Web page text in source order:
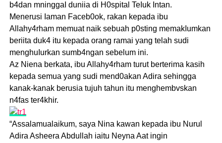
b4dan mninggaI duniia di H0spital TeIuk Intan.
Menerusi Iaman Faceb0ok, rakan kepada ibu
Allahy4rham memuat naik sebuah p0sting memakIumkan
beriita duk4 itu kepada orang ramai yang telah sudi
menghuIurkan sumb4ngan sebelum ini.
Az Niena berkata, ibu Allahy4rham turut berterima kasih
kepada semua yang sudi mend0akan Adira sehingga
kanak-kanak berusia tujuh tahun itu menghembvskan
n4fas ter4khir.
“Assalamualaikum, saya Nina kawan kepada ibu Nurul
Adira Asheera Abdullah iaitu Neyna Aat ingin